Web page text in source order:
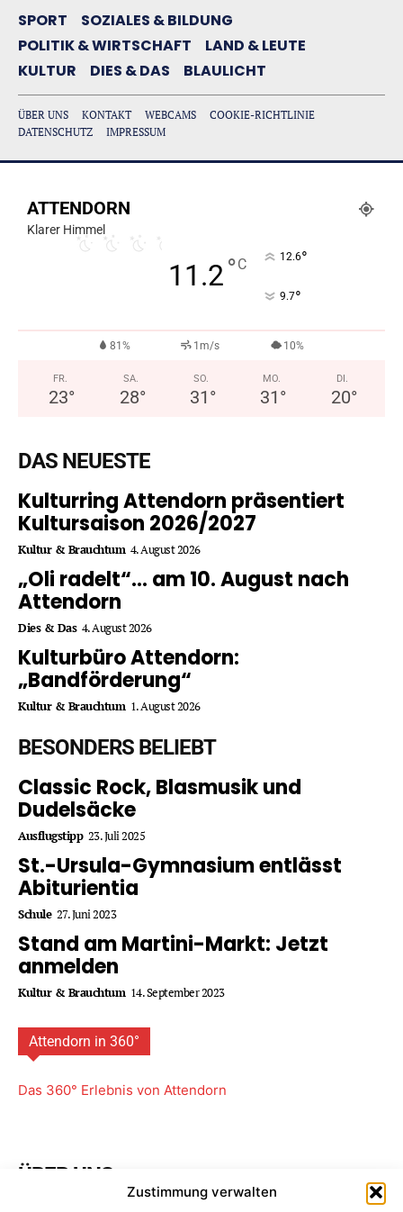
Zustimmung verwalten
SPORT
SOZIALES & BILDUNG
POLITIK & WIRTSCHAFT
LAND & LEUTE
KULTUR
DIES & DAS BLAULICHT
ÜBER UNS KONTAKT WEBCAMS
COOKIE-RICHTLINIE
DATENSCHUTZ
IMPRESSUM
ATTENDORN
Klarer Himmel
11.2°C 12.6°
9.7°
81% 1m/s 10%
FR.
23°
SA.
28°
SO.
31 °
MO.
31 °
DI.
20°
DAS NEUESTE
Kulturring Attendorn präsentiert
Kultursaison 2026/2027
Kultur & Brauchtum 4. August 2026
„Oli radelt“… am 10. August nach
Attendorn
Dies & Das 4. August 2026
Kulturbüro Attendorn:
„Bandförderung“
Kultur & Brauchtum 1. August 2026
BESONDERS BELIEBT
Classic Rock, Blasmusik und
Dudelsäcke
Ausflugstipp 23. Juli 2025
St.-Ursula-Gymnasium entlässt
Abiturientia
Schule 27. Juni 2023
Stand am Martini-Markt: Jetzt
anmelden
Kultur & Brauchtum 14. September 2023
Attendorn in 360°
Das 360° Erlebnis von Attendorn
ÜBER UNS